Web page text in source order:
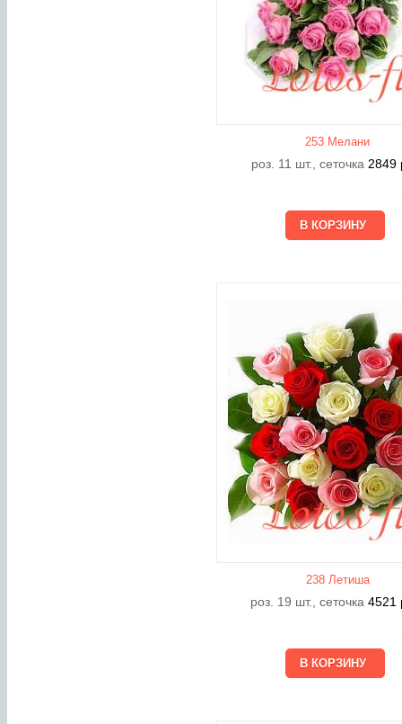
253 Мелани
роз. 11 шт., сеточка 2849
238 Летишa
роз. 19 шт., сеточка4521